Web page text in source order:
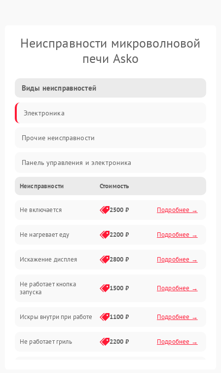
Неисправности микроволновой
печи Asko
Виды неисправностей
Электроника
Прочие неисправности
Панель управления и электроника
Дверца и корпус
Механика и внутренние элементы
Механические повреждения
Питание и запуск
Нагрев и приготовление
Неисправности Стоимость
Не включается 2500 ₽ Подробнее →
Не нагревает еду 2200 ₽ Подробнее →
Искажение дисплея 2800 ₽ Подробнее →
Не работает кнопка
запуска
1500 ₽ Подробнее →
Искры внутри при работе 1100 ₽ Подробнее →
Не работает гриль 2200 ₽ Подробнее →